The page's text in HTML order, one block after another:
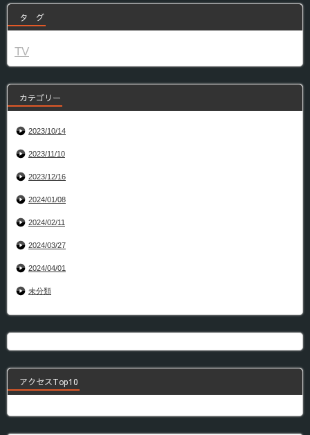
タ グ
TV
カテゴリー
2023/10/14
2023/11/10
2023/12/16
2024/01/08
2024/02/11
2024/03/27
2024/04/01
未分類
アクセスTop10